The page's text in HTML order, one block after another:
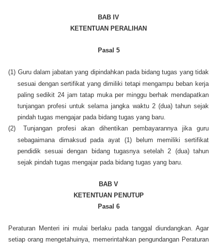
BAB IV
KETENTUAN PERALIHAN
Pasal 5
(1) Guru dalam jabatan yang dipindahkan pada bidang tugas yang tidak
sesuai dengan sertifikat yang dimiliki tetapi mengampu beban kerja
paling sedikit 24 jam tatap muka per minggu berhak mendapatkan
tunjangan profesi untuk selama jangka waktu 2 (dua) tahun sejak
pindah tugas mengajar pada bidang tugas yang baru.
(2)
Tunjangan profesi akan dihentikan pembayarannya jika guru
sebagaimana dimaksud pada ayat (1) belum memiliki sertifikat
pendidik sesuai dengan bidang tugasnya setelah 2 (dua) tahun
sejak pindah tugas mengajar pada bidang tugas yang baru.
BAB V
KETENTUAN PENUTUP
Pasal 6
Peraturan Menteri ini mulai berlaku pada tanggal diundangkan. Agar
setiap orang mengetahuinya, memerintahkan pengundangan Peraturan